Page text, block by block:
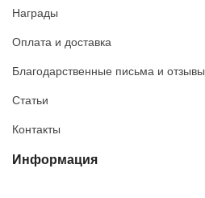
Награды
Оплата и доставка
Благодарственные письма и отзывы
Статьи
Контакты
Информация